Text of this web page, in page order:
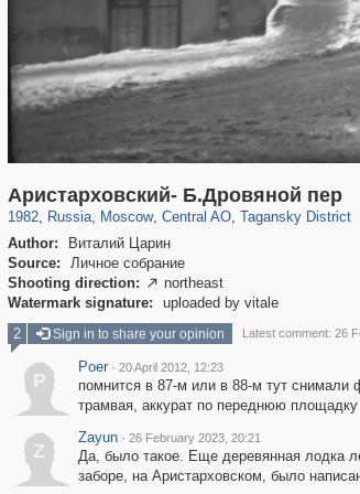
Аристарховский- Б.Дровяной пер
1982, Russia
1,406,906 29,248
, Moscow
319,861 8,286
, Central AO
160,009 5,916
, Tagansky District
10,740 402
Author:
Виталий Царин
Source:
Личное собрание
Shooting direction:  northeast
Watermark signature:
uploaded by vitale
2 Sign in to share your opinion Latest comment: 26
P
Poer · 20 April 2012, 12:23
помнится в 87-м или в 88-м тут снимали
трамвая, аккурат по переднюю площадку
Z
Zayun · 26 February 2023, 20:21
Да, было такое. Еще деревянная лодка
заборе, на Аристарховском, было